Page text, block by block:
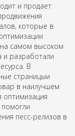
и продает
которые в
самом высоком
и разработали
В
страницыи
в наилучшем
оптимизация
песс-релизов в